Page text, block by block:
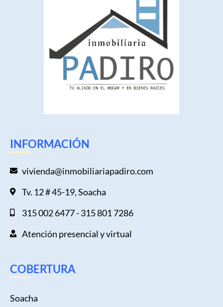
INFORMACIÓN
vivienda@inmobiliariapadiro.com
Tv. 12 # 45-19, Soacha
315 002 6477 - 315 801 7286
Atención presencial y virtual
COBERTURA
Soacha